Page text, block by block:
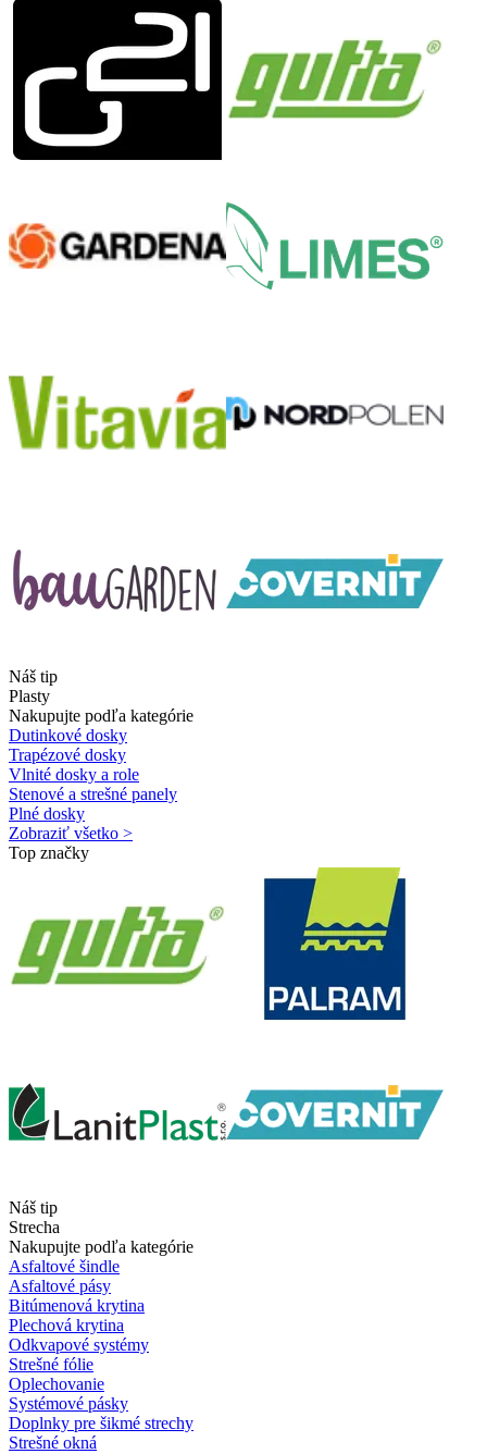
Náš tip
Plasty
Nakupujte podľa kategórie
Dutinkové dosky
Trapézové dosky
Vlnité dosky a role
Stenové a strešné panely
Plné dosky
Zobraziť všetko >
Top značky
Náš tip
Strecha
Nakupujte podľa kategórie
Asfaltové šindle
Asfaltové pásy
Bitúmenová krytina
Plechová krytina
Odkvapové systémy
Strešné fólie
Oplechovanie
Systémové pásky
Doplnky pre šikmé strechy
Strešné okná